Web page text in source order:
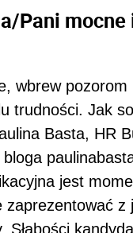
Pani mocne
wbrew pozorom
trudności. Jak
Basta, HR
jest
zaprezentować z
Słabości